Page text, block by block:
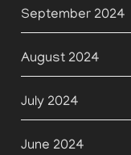
September 2024
August 2024
July 2024
June 2024